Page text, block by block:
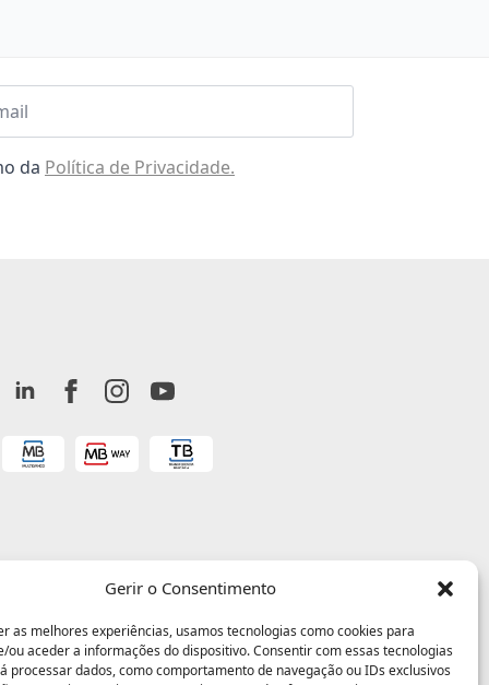
Gerir o Consentimento
as melhores experiências, usamos tecnologias como cookies para
ou aceder a informações do dispositivo. Consentir com essas tecnologias
processar dados, como comportamento de navegação ou IDs exclusivos
da Política de Privacidade.